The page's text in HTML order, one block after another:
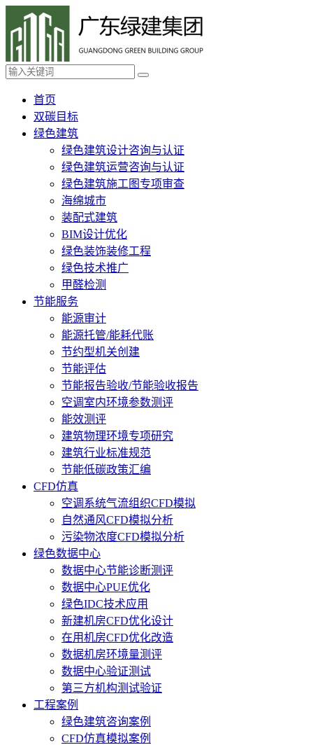
首页
双碳目标
绿色建筑
绿色建筑设计咨询与认证
绿色建筑运营咨询与认证
绿色建筑施工图专项审查
海绵城市
装配式建筑
BIM设计优化
绿色装饰装修工程
绿色技术推广
甲醛检测
节能服务
能源审计
能源托管/能耗代账
节约型机关创建
节能评估
节能报告验收/节能验收报告
空调室内环境参数测评
能效测评
建筑物理环境专项研究
建筑行业标准规范
节能低碳政策汇编
CFD仿真
空调系统气流组织CFD模拟
自然通风CFD模拟分析
污染物浓度CFD模拟分析
绿色数据中心
数据中心节能诊断测评
数据中心PUE优化
绿色IDC技术应用
新建机房CFD优化设计
在用机房CFD优化改造
数据机房环境量测评
数据中心验证测试
第三方机构测试验证
工程案例
绿色建筑咨询案例
CFD仿真模拟案例